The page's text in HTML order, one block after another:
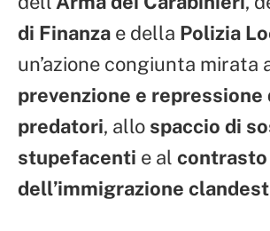
di Finanza e della Polizia
un’azione congiunta mirata
prevenzione e repressione
predatori, allo spaccio di
stupefacenti e al contrasto
dell’immigrazione